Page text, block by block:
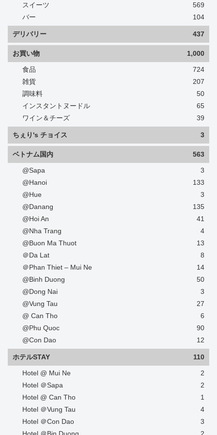
スイーツ
569
バー
104
デリバリー 437
お買い物 1,000
食品
724
雑貨
207
調味料
50
インスタントヌードル
65
ワイン＆チーズ
39
ちぇり's チョイス 3
ベトナム国内 563
@Sapa
3
@Hanoi
133
@Hue
3
@Danang
135
@Hoi An
41
@Nha Trang
4
@Buon Ma Thuot
13
＠Da Lat
8
＠Phan Thiet – Mui Ne
14
@Binh Duong
50
@Dong Nai
3
@Vung Tau
27
@ Can Tho
6
@Phu Quoc
90
@Con Dao
12
ホテルSTAY 110
Hotel @ Mui Ne
2
Hotel ＠Sapa
2
Hotel @ Can Tho
1
Hotel ＠Vung Tau
4
Hotel ＠Con Dao
3